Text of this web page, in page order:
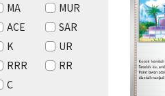
MA
MUR
ACE
SAR
K
UR
RRR
RR
C